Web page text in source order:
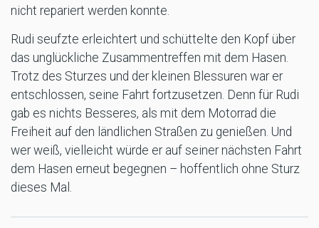
nicht repariert werden konnte.
Rudi seufzte erleichtert und schüttelte den Kopf über
das unglückliche Zusammentreffen mit dem Hasen.
Trotz des Sturzes und der kleinen Blessuren war er
entschlossen, seine Fahrt fortzusetzen. Denn für Rudi
gab es nichts Besseres, als mit dem Motorrad die
Freiheit auf den ländlichen Straßen zu genießen. Und
wer weiß, vielleicht würde er auf seiner nächsten Fahrt
dem Hasen erneut begegnen – hoffentlich ohne Sturz
dieses Mal.